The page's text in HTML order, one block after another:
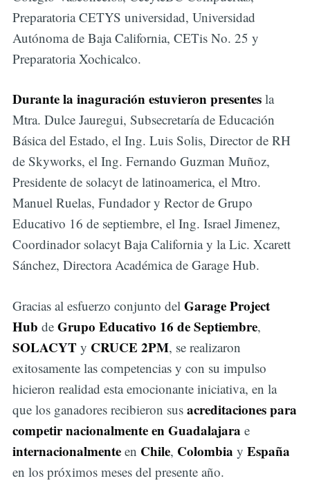
Preparatoria CETYS universidad, Universidad
Autónoma de Baja California, CETis No. 25 y
Preparatoria Xochicalco.
Durante la inaguración estuvieron presentesla
Mtra. Dulce Jauregui, Subsecretaría de Educación
Básica del Estado, el Ing. Luis Solis, Director de RH
de Skyworks, el Ing. Fernando Guzman Muñoz,
Presidente de solacyt de latinoamerica, el Mtro.
Manuel Ruelas, Fundador y Rector de Grupo
Educativo 16 de septiembre, el Ing. Israel Jimenez,
Coordinador solacyt Baja California y la Lic. Xcarett
Sánchez, Directora Académica de Garage Hub.
Gracias al esfuerzo conjunto del Garage Project
Hub de Grupo Educativo 16 de Septiembre,
SOLACYT y CRUCE 2PM, se realizaron
exitosamente las competencias y con su impulso
hicieron realidad esta emocionante iniciativa, en la
que los ganadores recibieron sus acreditaciones para
competir nacionalmente en Guadalajara e
internacionalmenteen Chile, Colombia y España
en los próximos meses del presente año.